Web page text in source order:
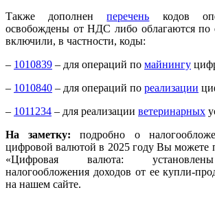
Также дополненперечень кодов
освобождены от НДС либо облагаются по
включили, в частности, коды:
– 1010839 – для операций по майнингу
– 1010840 – для операций по реализации
– 1011234 – для реализации ветеринарных
На заметку: подробно о
цифровой валютой в 2025 году Вы можете
«Цифровая валюта:
налогообложения доходов от ее купли-
на нашем сайте.